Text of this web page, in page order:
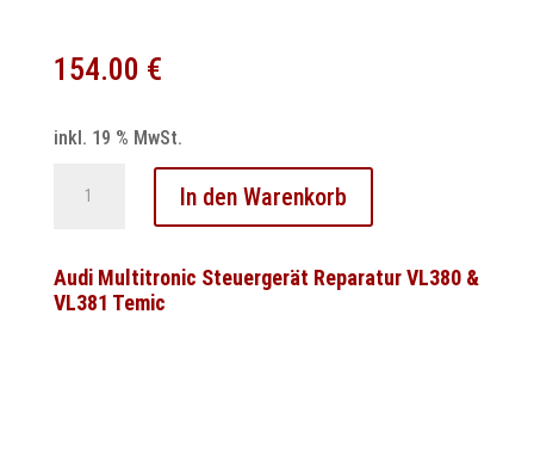
154.00 €
inkl. 19 % MwSt.
Steuergerät
Reparatur
In den Warenkorb
Audi Multitronic Steuergerät Reparatur VL380 &
VL381 Temic